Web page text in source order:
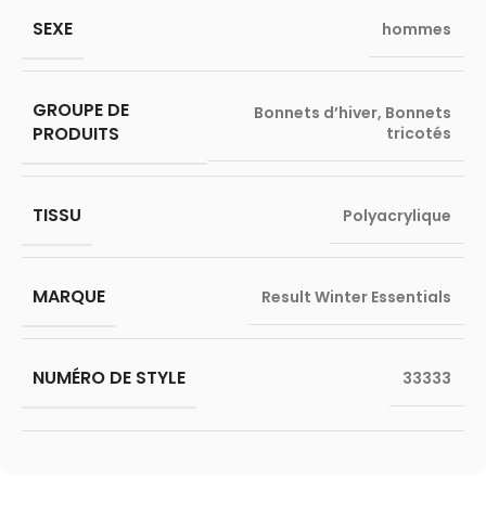
SEXE hommes
GROUPE DE
PRODUITS
Bonnets d’hiver, Bonnets
tricotés
TISSU Polyacrylique
MARQUE Result Winter Essentials
NUMÉRO DE STYLE 33333